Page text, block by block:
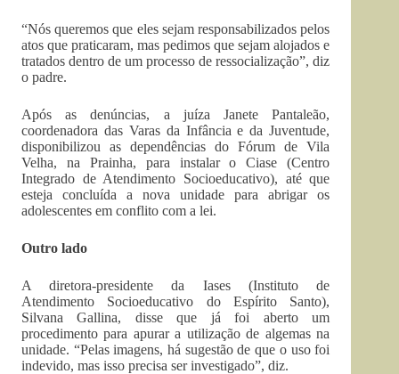
“Nós queremos que eles sejam responsabilizados pelos
atos que praticaram, mas pedimos que sejam alojados e
tratados dentro de um processo de ressocialização”, diz
o padre.
Após as denúncias, a juíza Janete Pantaleão,
coordenadora das Varas da Infância e da Juventude,
disponibilizou as dependências do Fórum de Vila
Velha, na Prainha, para instalar o Ciase (Centro
Integrado de Atendimento Socioeducativo), até que
esteja concluída a nova unidade para abrigar os
adolescentes em conflito com a lei.
Outro lado
A diretora-presidente da Iases (Instituto de
Atendimento Socioeducativo do Espírito Santo),
Silvana Gallina, disse que já foi aberto um
procedimento para apurar a utilização de algemas na
unidade. “Pelas imagens, há sugestão de que o uso foi
indevido, mas isso precisa ser investigado”, diz.